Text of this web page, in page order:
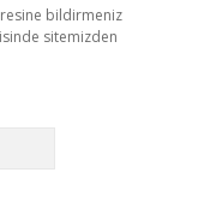
bildirmeniz
sitemizden